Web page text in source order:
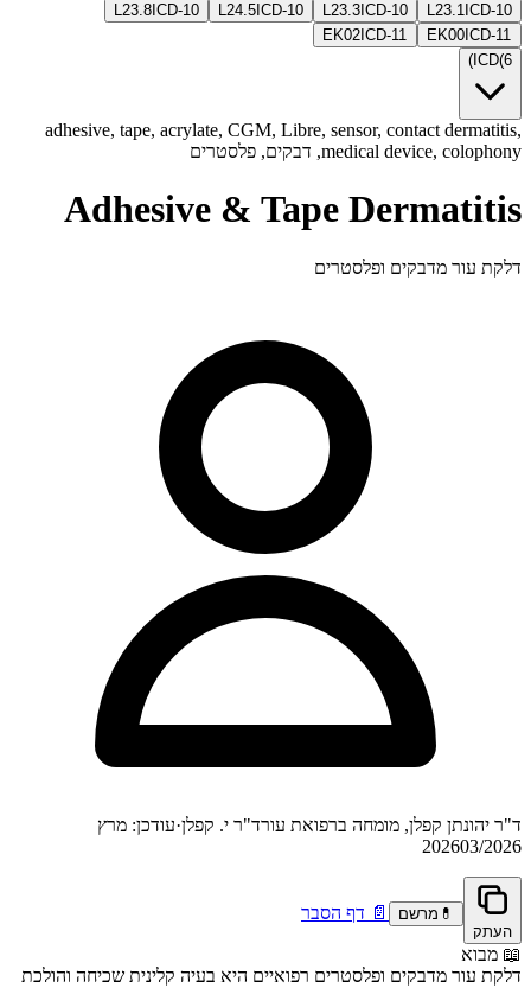
L23.1 ICD-10
L23.3 ICD-10
L24.5 ICD-10
L23.8 ICD-10
EK00 ICD-11
EK02 ICD-11
ICD(6
)
adhesive, tape, acrylate, CGM, Libre, sensor, contact dermatitis,
medical device, colophony, דבקים, פלסטרים
Adhesive & Tape Dermatitis
דלקת עור מדבקים ופלסטרים
ד"ר יהונתן קפלן, מומחה ברפואת עורד"ר י. קפלן·עודכן: מרץ
202603/2026
העתק
💊 מרשם 📄 דף הסבר
📖 מבוא
דלקת עור מדבקים ופלסטרים רפואיים היא בעיה קלינית שכיחה והולכת